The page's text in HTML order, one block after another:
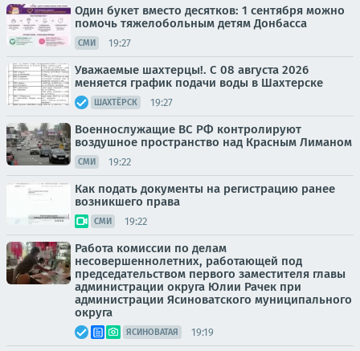
Один букет вместо десятков: 1 сентября можно
помочь тяжелобольным детям Донбасса
СМИ 19:27
Уважаемые шахтерцы!. С 08 августа 2026
меняется график подачи воды в Шахтерске
ШАХТЁРСК 19:27
Военнослужащие ВС РФ контролируют
воздушное пространство над Красным Лиманом
СМИ 19:22
Как подать документы на регистрацию ранее
возникшего права
СМИ 19:22
Работа комиссии по делам
несовершеннолетних, работающей под
председательством первого заместителя главы
администрации округа Юлии Рачек при
администрации Ясиноватского муниципального
округа
ЯСИНОВАТАЯ 19:19